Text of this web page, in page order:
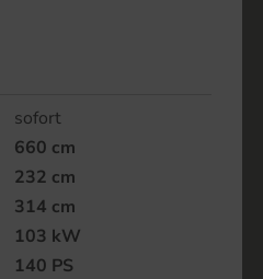
sofort
660 cm
232 cm
314 cm
103 kW
140 PS